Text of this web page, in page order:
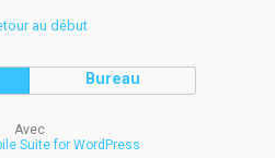
au début
Bureau
Avec
Suite for WordPress